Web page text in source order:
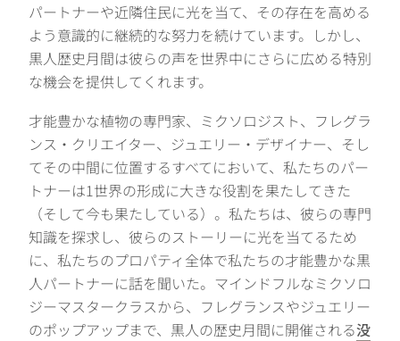
パートナーや近隣住民に光を当て、その存在を高める
よう意識的に継続的な努力を続けています。しかし、
黒人歴史月間は彼らの声を世界中にさらに広める特別
な機会を提供してくれます。
才能豊かな植物の専門家、ミクソロジスト、フレグラ
ンス・クリエイター、ジュエリー・デザイナー、そし
てその中間に位置するすべてにおいて、私たちのパー
トナーは1世界の形成に大きな役割を果たしてきた
（そして今も果たしている）。私たちは、彼らの専門
知識を探求し、彼らのストーリーに光を当てるため
に、私たちのプロパティ全体で私たちの才能豊かな黒
人パートナーに話を聞いた。マインドフルなミクソロ
ジーマスタークラスから、フレグランスやジュエリー
のポップアップまで、黒人の歴史月間に開催される没